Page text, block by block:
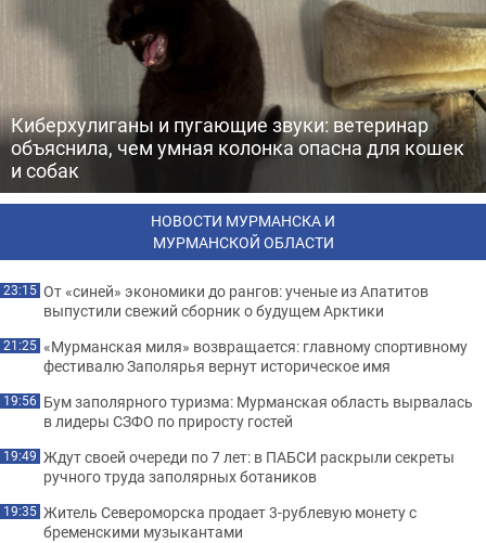
Киберхулиганы и пугающие звуки: ветеринар
объяснила, чем умная колонка опасна для кошек
и собак
НОВОСТИ МУРМАНСКА И
МУРМАНСКОЙ ОБЛАСТИ
23:15 От «синей» экономики до рангов: ученые из Апатитов
выпустили свежий сборник о будущем Арктики
21:25 «Мурманская миля» возвращается: главному спортивному
фестивалю Заполярья вернут историческое имя
19:56 Бум заполярного туризма: Мурманская область вырвалась
в лидеры СЗФО по приросту гостей
19:49 Ждут своей очереди по 7 лет: в ПАБСИ раскрыли секреты
ручного труда заполярных ботаников
19:35 Житель Североморска продает 3-рублевую монету с
бременскими музыкантами